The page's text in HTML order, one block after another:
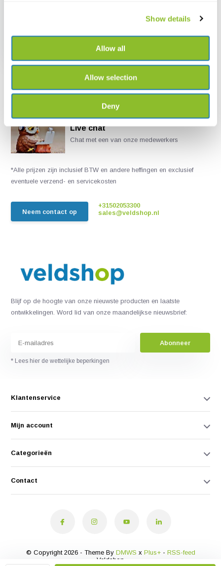
Show details
Allow all
Allow selection
Deny
Live chat
Chat met een van onze medewerkers
*Alle prijzen zijn inclusief BTW en andere heffingen en exclusief
eventuele verzend- en servicekosten
Neem contact op
+31502053300
sales@veldshop.nl
Blijf op de hoogte van onze nieuwste producten en laatste
ontwikkelingen. Word lid van onze maandelijkse nieuwsbrief:
Abonneer
* Lees hier de wettelijke beperkingen
Klantenservice
Mijn account
Categorieën
Contact
© Copyright 2026 - Theme By DMWS x Plus+- RSS-feed
Veldshop